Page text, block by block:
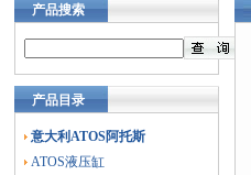
产品搜索
产品目录
意大利ATOS阿托斯
ATOS液压缸